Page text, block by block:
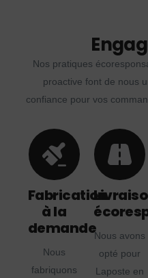
Nos pratiques
proactive font de nous
confiance pour vos
Fabrication
à la
demande
Nous
fabriquons
Nous avons
opté pour
Laposte en